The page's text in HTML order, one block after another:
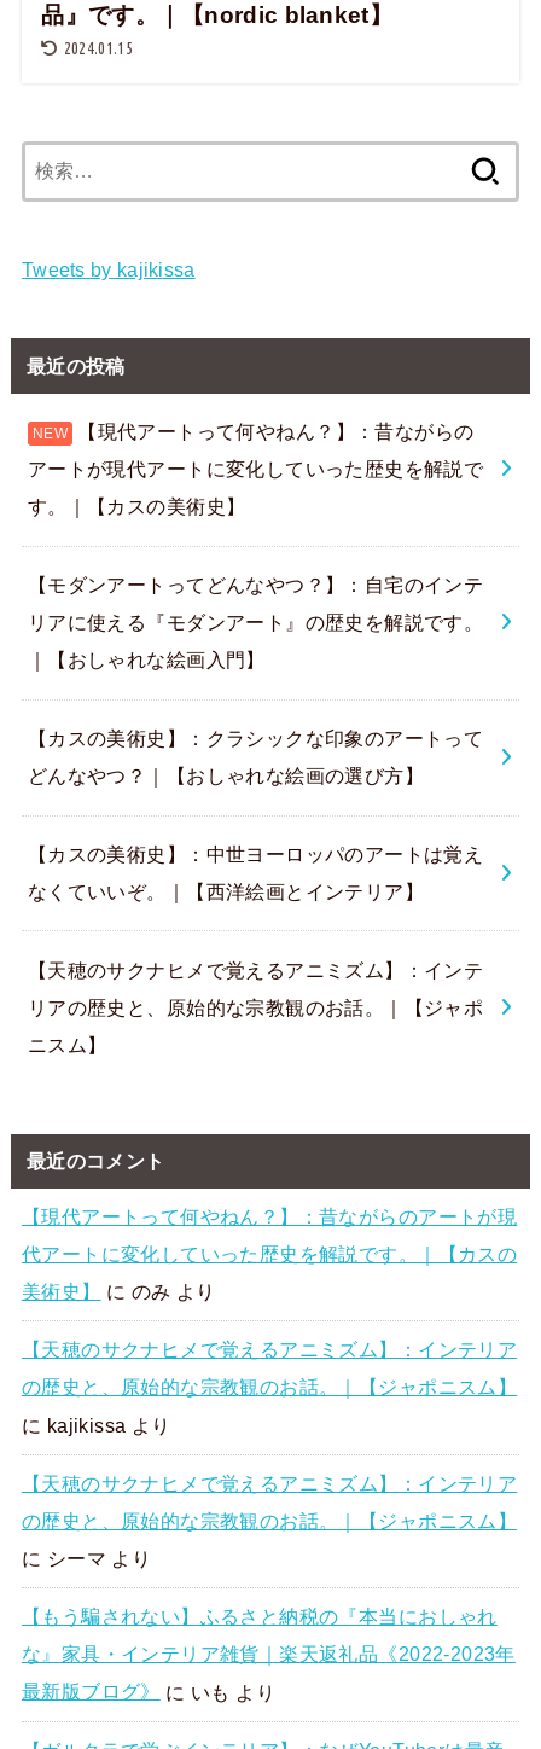
品』です。｜【nordic blanket】
2024.01.15
索:
Tweets by kajikissa
最近の投稿
【現代アートって何やねん？】：昔ながらの
アートが現代アートに変化していった歴史を解説で
す。｜【カスの美術史】
【モダンアートってどんなやつ？】：自宅のインテ
リアに使える『モダンアート』の歴史を解説です。
｜【おしゃれな絵画入門】
【カスの美術史】：クラシックな印象のアートって
どんなやつ？｜【おしゃれな絵画の選び方】
【カスの美術史】：中世ヨーロッパのアートは覚え
なくていいぞ。｜【西洋絵画とインテリア】
【天穂のサクナヒメで覚えるアニミズム】：インテ
リアの歴史と、原始的な宗教観のお話。｜【ジャポ
ニスム】
最近のコメント
【現代アートって何やねん？】：昔ながらのアートが現
代アートに変化していった歴史を解説です。｜【カスの
美術史】
に のみ より
【天穂のサクナヒメで覚えるアニミズム】：インテリア
の歴史と、原始的な宗教観のお話。｜【ジャポニスム】
に kajikissa より
【天穂のサクナヒメで覚えるアニミズム】：インテリア
の歴史と、原始的な宗教観のお話。｜【ジャポニスム】
に シーマ より
【もう騙されない】ふるさと納税の『本当におしゃれ
な』家具・インテリア雑貨｜楽天返礼品《2022-2023年
最新版ブログ》
に いも より